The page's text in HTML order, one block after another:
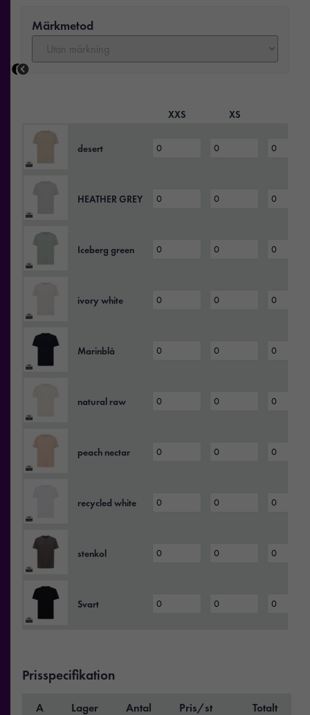
Märkmetod
XXS XS
desert
HEATHER GREY
Iceberg green
ivory white
Marinblå
natural raw
peach nectar
recycled white
stenkol
Svart
Prisspecifikation
A
Lager Antal Pris/st Totalt